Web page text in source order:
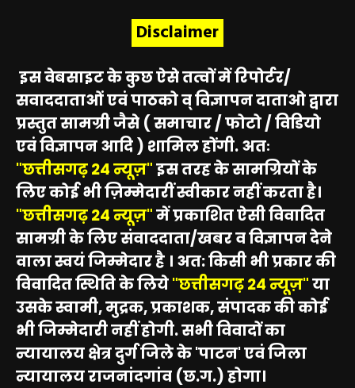
Disclaimer
इस वेबसाइट के कुछ ऐसे तत्वों में रिपोर्टर/
सवाददाताओं एवं पाठको व् विज्ञापन दाताओ द्वारा
प्रस्तुत सामग्री जैसे ( समाचार / फोटो / विडियो
एवं विज्ञापन आदि ) शामिल होंगी. अतः
"छत्तीसगढ़ 24 न्यूज़"इस तरह के सामग्रियों के
लिए कोई भी ज़िम्मेदारीं स्वीकार नहीं करता है।
"छत्तीसगढ़ 24 न्यूज़"में प्रकाशित ऐसी विवादित
सामग्री के लिए संवाददाता/खबर व विज्ञापन देने
वाला स्वयं जिम्मेदार है । अत: किसी भी प्रकार की
विवादित स्थिति के लिये"छत्तीसगढ़ 24 न्यूज़"या
उसके स्वामी, मुद्रक, प्रकाशक, संपादक की कोई
भी जिम्मेदारी नहीं होगी. सभी विवादों का
न्यायालय क्षेत्र दुर्ग जिले के 'पाटन' एवं जिला
न्यायालय राजनांदगांव (छ.ग.) होगा।